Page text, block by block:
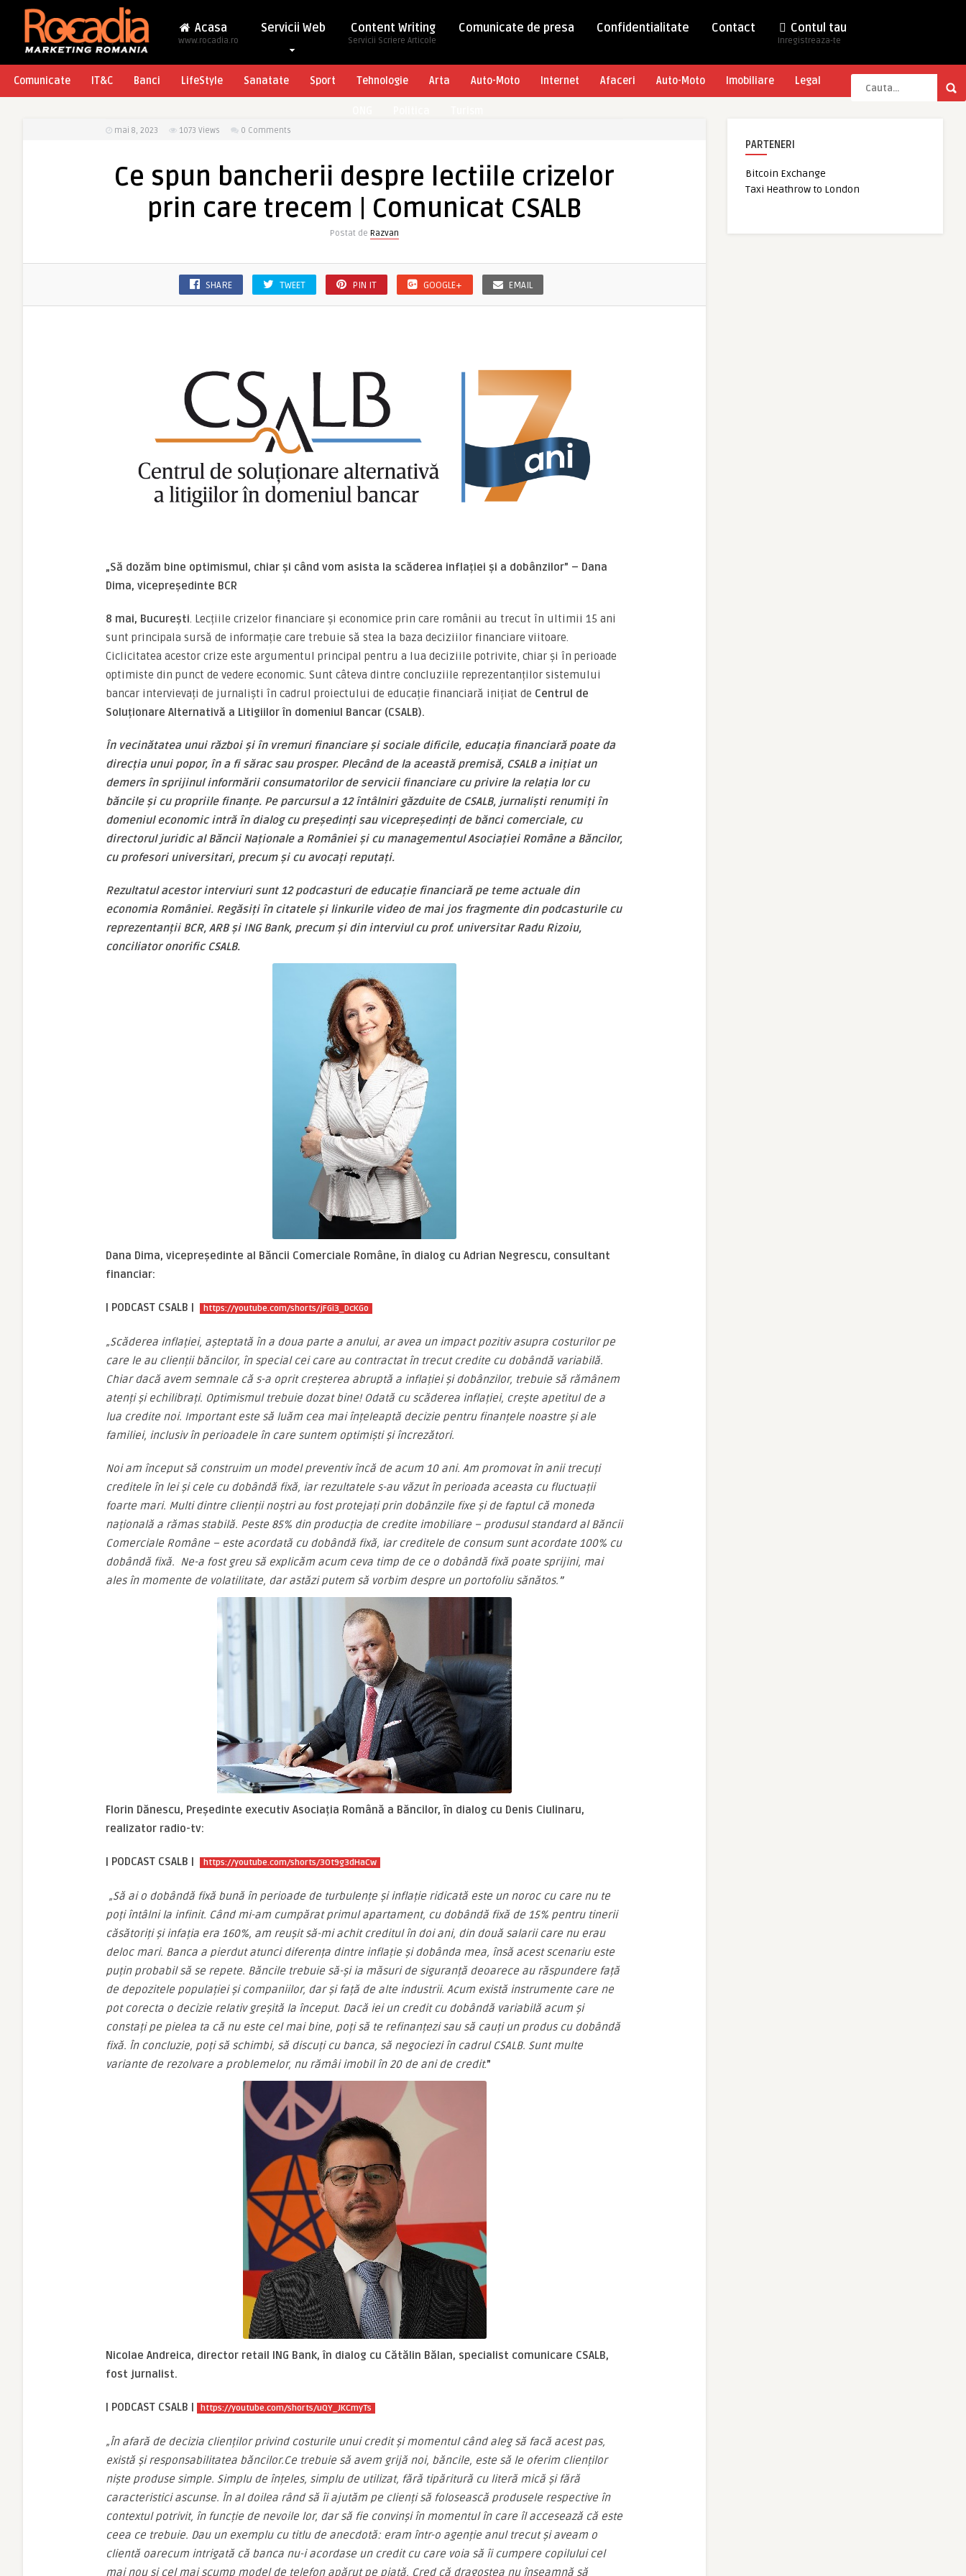
Acasa
www.rocadia.ro
Servicii Web Content Writing
Servicii Scriere Articole
Comunicate de presa Confidentialitate Contact Contul tau
Inregistreaza-te
Comunicate IT&C Banci LifeStyle Sanatate Sport Tehnologie Arta Auto-Moto Internet Afaceri Auto-Moto Imobiliare Legal
mai 8, 2023 1073 Views 0 Comments
Ce spun bancherii despre lectiile crizelor
prin care trecem | Comunicat CSALB
Postat de Razvan
SHARE TWEET PIN IT GOOGLE+ EMAIL
„Să dozăm bine optimismul, chiar și când vom asista la scăderea inflației și a dobânzilor” – Dana
Dima, vicepreședinte BCR
8 mai, București. Lecțiile crizelor financiare și economice prin care românii au trecut în ultimii 15 ani
sunt principala sursă de informație care trebuie să stea la baza deciziilor financiare viitoare.
Ciclicitatea acestor crize este argumentul principal pentru a lua deciziile potrivite, chiar și în perioade
optimiste din punct de vedere economic. Sunt câteva dintre concluziile reprezentanților sistemului
bancar intervievați de jurnaliști în cadrul proiectului de educație financiară inițiat de Centrul de
Soluționare Alternativă a Litigiilor în domeniul Bancar (CSALB).
În vecinătatea unui război și în vremuri financiare și sociale dificile, educația financiară poate da
direcția unui popor, în a fi sărac sau prosper. Plecând de la această premisă, CSALB a inițiat un
demers în sprijinul informării consumatorilor de servicii financiare cu privire la relația lor cu
băncile și cu propriile finanțe. Pe parcursul a 12 întâlniri găzduite de CSALB, jurnaliști renumiți în
domeniul economic intră în dialog cu președinți sau vicepreședinți de bănci comerciale, cu
directorul juridic al Băncii Naționale a României și cu managementul Asociației Române a Băncilor,
cu profesori universitari, precum și cu avocați reputați.
Rezultatul acestor interviuri sunt 12 podcasturi de educație financiară pe teme actuale din
economia României. Regăsiți în citatele și linkurile video de mai jos fragmente din podcasturile cu
reprezentanții BCR, ARB și ING Bank, precum și din interviul cu prof. universitar Radu Rizoiu,
conciliator onorific CSALB.
Dana Dima, vicepreședinte al Băncii Comerciale Române, în dialog cu Adrian Negrescu, consultant
financiar:
| PODCAST CSALB | https://youtube.com/shorts/jFGi3_DcKGo
„Scăderea inflației, așteptată în a doua parte a anului, ar avea un impact pozitiv asupra costurilor pe
care le au clienții băncilor, în special cei care au contractat în trecut credite cu dobândă variabilă.
Chiar dacă avem semnale că s-a oprit creșterea abruptă a inflației și dobânzilor, trebuie să rămânem
atenți și echilibrați. Optimismul trebuie dozat bine! Odată cu scăderea inflației, crește apetitul de a
lua credite noi. Important este să luăm cea mai înțeleaptă decizie pentru finanțele noastre și ale
familiei, inclusiv în perioadele în care suntem optimiști și încrezători.
Noi am început să construim un model preventiv încă de acum 10 ani. Am promovat în anii trecuți
creditele în lei și cele cu dobândă fixă, iar rezultatele s-au văzut în perioada aceasta cu fluctuații
foarte mari. Multi dintre clienții noștri au fost protejați prin dobânzile fixe și de faptul că moneda
națională a rămas stabilă. Peste 85% din producția de credite imobiliare – produsul standard al Băncii
Comerciale Române – este acordată cu dobândă fixă, iar creditele de consum sunt acordate 100% cu
dobândă fixă. Ne-a fost greu să explicăm acum ceva timp de ce o dobândă fixă poate sprijini, mai
ales în momente de volatilitate, dar astăzi putem să vorbim despre un portofoliu sănătos.”
Florin Dănescu, Președinte executiv Asociația Română a Băncilor, în dialog cu Denis Ciulinaru,
realizator radio-tv:
| PODCAST CSALB | https://youtube.com/shorts/3Ot9g3dHaCw
„Să ai o dobândă fixă bună în perioade de turbulențe și inflație ridicată este un noroc cu care nu te
poți întâlni la infinit. Când mi-am cumpărat primul apartament, cu dobândă fixă de 15% pentru tinerii
căsătoriți și infația era 160%, am reușit să-mi achit creditul în doi ani, din două salarii care nu erau
deloc mari. Banca a pierdut atunci diferența dintre inflație și dobânda mea, însă acest scenariu este
puțin probabil să se repete. Băncile trebuie să-și ia măsuri de siguranță deoarece au răspundere față
de depozitele populației și companiilor, dar și față de alte industrii. Acum există instrumente care ne
pot corecta o decizie relativ greșită la început. Dacă iei un credit cu dobândă variabilă acum și
constați pe pielea ta că nu este cel mai bine, poți să te refinanțezi sau să cauți un produs cu dobândă
fixă. În concluzie, poți să schimbi, să discuți cu banca, să negociezi în cadrul CSALB. Sunt multe
variante de rezolvare a problemelor, nu rămâi imobil în 20 de ani de credit.”
Nicolae Andreica, director retail ING Bank, în dialog cu Cătălin Bălan, specialist comunicare CSALB,
fost jurnalist.
| PODCAST CSALB | https://youtube.com/shorts/uQY_JKCmyTs
„În afară de decizia clienților privind costurile unui credit și momentul când aleg să facă acest pas,
există și responsabilitatea băncilor.Ce trebuie să avem grijă noi, băncile, este să le oferim clienților
niște produse simple. Simplu de înțeles, simplu de utilizat, fără tipăritură cu literă mică și fără
caracteristici ascunse. În al doilea rând să îi ajutăm pe clienți să folosească produsele respective în
contextul potrivit, în funcție de nevoile lor, dar să fie convinși în momentul în care îl accesează că este
ceea ce trebuie. Dau un exemplu cu titlu de anecdotă: eram într-o agenție anul trecut și aveam o
clientă oarecum intrigată că banca nu-i acordase un credit cu care voia să îi cumpere copilului cel
mai nou și cel mai scump model de telefon apărut pe piață. Cred că dragostea nu înseamnă să
PARTENERI
Bitcoin Exchange
Taxi Heathrow to London